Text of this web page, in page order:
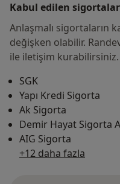
Kabul edilen sigortalar
Anlaşmalı sigortaların
değişken olabilir.
ile iletişim kurabilirsiniz.
SGK
Yapı Kredi Sigorta
Ak Sigorta
Demir Hayat Sigorta
AIG Sigorta
+12 daha fazla